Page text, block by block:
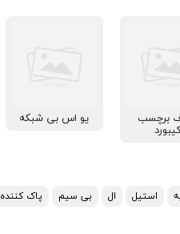
برچسب
یو اس بی شبکه
استیل ال بی سیم پاک کننده